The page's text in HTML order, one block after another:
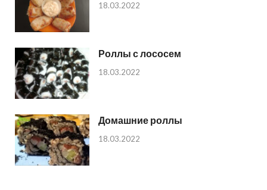
18.03.2022
Роллы с лососем
18.03.2022
Домашние роллы
18.03.2022